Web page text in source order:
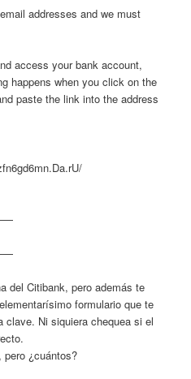
addresses and we must
access your bank account,
happens when you click on the
paste the link into the address
del Citibank, pero además te
formulario que te
clave. Ni siquiera chequea si el
pero ¿cuántos?